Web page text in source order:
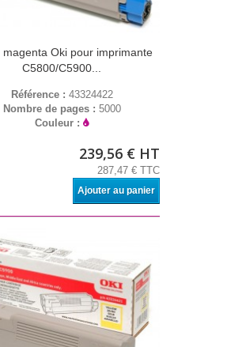
magenta Oki pour imprimante
C5800/C5900...
Référence : 43324422
Nombre de pages : 5000
Couleur :
239,56 € HT
287,47 € TTC
Ajouter au panier